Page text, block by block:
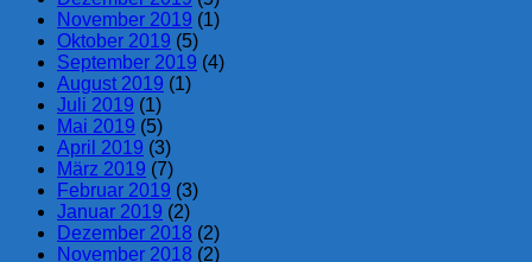
November 2019 (1)
Oktober 2019 (5)
September 2019 (4)
August 2019 (1)
Juli 2019 (1)
Mai 2019 (5)
April 2019 (3)
März 2019 (7)
Februar 2019 (3)
Januar 2019 (2)
Dezember 2018 (2)
November 2018 (2)